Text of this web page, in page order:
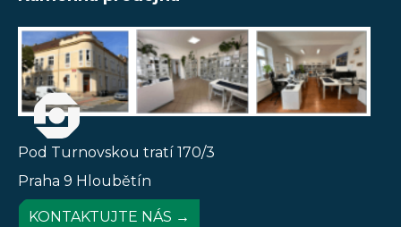
Pod Turnovskou tratí 170/3
Praha 9 Hloubětín
KONTAKTUJTE NÁS →